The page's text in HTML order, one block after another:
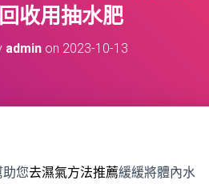
收用抽水肥
adminon 2023-10-13
您去濕氣方法推薦緩緩將體內水